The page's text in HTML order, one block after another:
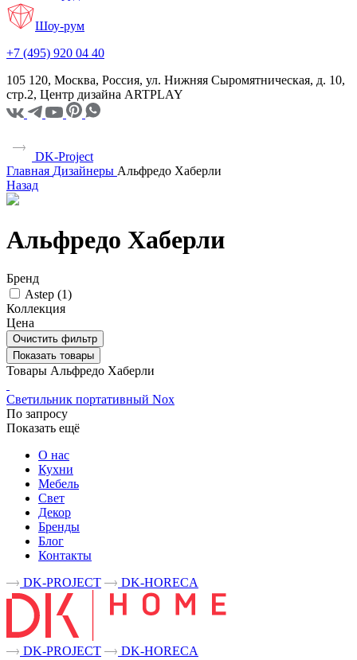
Шоу-рум
+7 (495) 920 04 40
105 120, Москва, Россия, ул. Нижняя Сыромятническая, д. 10,
стр.2, Центр дизайна ARTPLAY
DK-Project
Главная Дизайнеры Альфредо Хаберли
Назад
Альфредо Хаберли
Бренд
Astep (1)
Коллекция
Цена
Очистить фильтр
Показать товары
Товары Альфредо Хаберли
Светильник портативный Nox
По запросу
Показать ещё
О нас
Кухни
Мебель
Свет
Декор
Бренды
Блог
Контакты
DK-PROJECT
DK-HORECA
DK-PROJECT
DK-HORECA